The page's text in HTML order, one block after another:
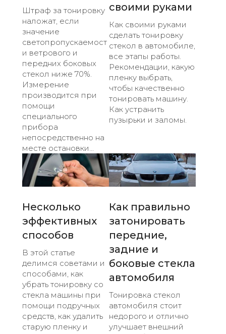
Штраф за тонировку
наложат, если
значение
светопропускаемост
и ветрового и
передних боковых
стекол ниже 70%.
Измерение
производится при
помощи
специального
прибора
непосредственно на
месте остановки...
своими руками
Как своими руками
сделать тонировку
стекол в автомобиле,
все этапы работы.
Рекомендации, какую
пленку выбрать,
чтобы качественно
тонировать машину.
Как устранить
пузырьки и заломы.
Несколько
эффективных
способов
В этой статье
делимся советами и
способами, как
убрать тонировку со
стекла машины при
помощи подручных
средств, как удалить
старую пленку и
Как правильно
затонировать
передние,
задние и
боковые стекла
автомобиля
Тонировка стекол
автомобиля стоит
недорого и отлично
улучшает внешний